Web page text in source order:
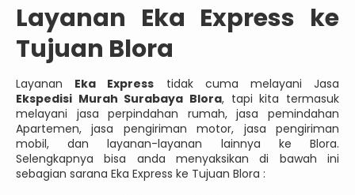
Layanan Eka Express ke
Tujuan Blora
Layanan Eka Express tidak cuma melayani Jasa
Ekspedisi Murah Surabaya Blora, tapi kita termasuk
melayani jasa perpindahan rumah, jasa pemindahan
Apartemen, jasa pengiriman motor, jasa pengiriman
mobil, dan layanan-layanan lainnya ke Blora.
Selengkapnya bisa anda menyaksikan di bawah ini
sebagian sarana Eka Express ke Tujuan Blora :